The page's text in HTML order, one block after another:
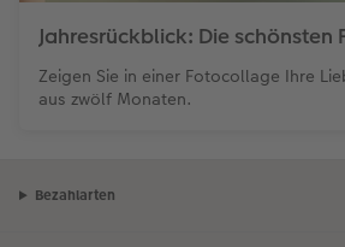
Jahresrückblick: Die schönsten
Zeigen Sie in einer Fotocollage Ihre
aus zwölf Monaten.
Bezahlarten